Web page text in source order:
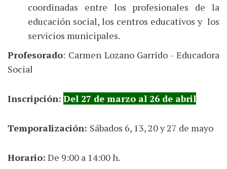
coordinadas entre los profesionales de la
educación social, los centros educativos y los
servicios municipales.
Profesorado: Carmen Lozano Garrido - Educadora
Social
Inscripción: Del 27 de marzo al 26 de abril
Temporalización: Sábados 6, 13, 20 y 27 de mayo
Horario: De 9:00 a 14:00 h.